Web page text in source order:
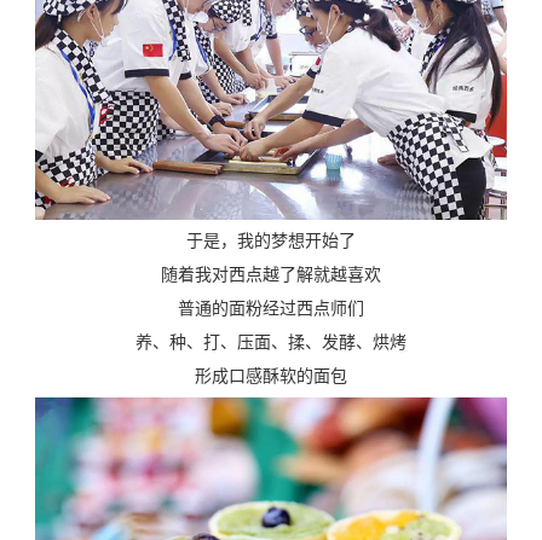
于是，我的梦想开始了
随着我对西点越了解就越喜欢
普通的面粉经过西点师们
养、种、打、压面、揉、发酵、烘烤
形成口感酥软的面包